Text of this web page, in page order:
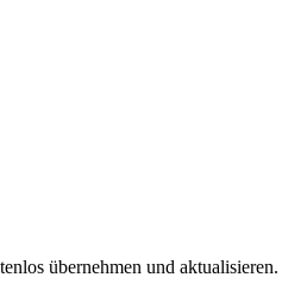
übernehmen und aktualisieren.